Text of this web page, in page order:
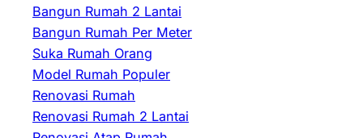
Bangun Rumah 2 Lantai
Bangun Rumah Per Meter
Suka Rumah Orang
Model Rumah Populer
Renovasi Rumah
Renovasi Rumah 2 Lantai